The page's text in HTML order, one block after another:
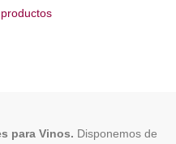
para Vinos. Disponemos de